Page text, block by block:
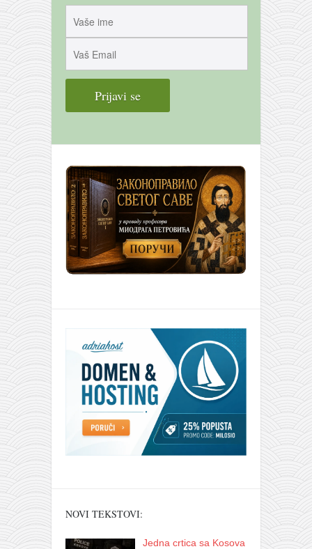
NOVI TEKSTOVI:
Jedna crtica sa Kosova